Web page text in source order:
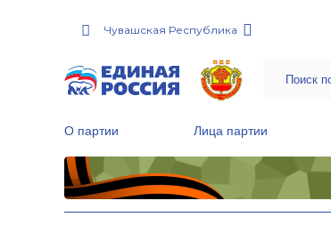
Чувашская Республика
О партии Лица партии